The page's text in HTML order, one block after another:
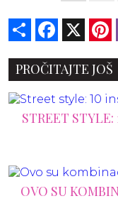
Share Facebook
PROČITAJTE JOŠ
STREET
OVO SU